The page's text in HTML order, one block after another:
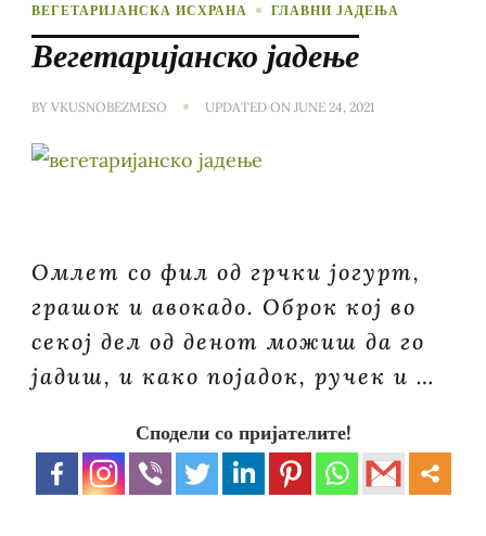
ВЕГЕТАРИЈАНСКА ИСХРАНА ГЛАВНИ ЈАДЕЊА
Вегетаријанско јадење
BY VKUSNOBEZMESO UPDATED ON JUNE 24, 2021
Омлет со фил од грчки јогурт,
грашок и авокадо. Оброк кој во
секој дел од денот можиш да го
јадиш, и како појадок, ручек и …
Сподели со пријателите!